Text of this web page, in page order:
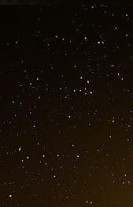
tels, en un
ne l’est pas
ce qui devrait
s’agirait de se
Nippons et
l’€uro
incitation au
maternelle -
pourrait avoir
de nous